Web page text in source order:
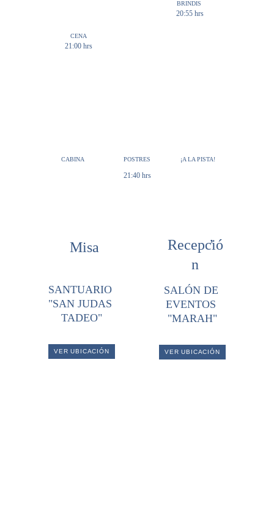
Misa
CENA
CABINA
21:40 hrs
VER UBICACIÓN
20:55 hrs
BRINDIS
21:00 hrs
POSTRES ¡A LA PISTA!
SALÓN DE
EVENTOS
"MARAH"
VER UBICACIÓN
SANTUARIO
"SAN JUDAS
TADEO"
Recepció
n
,